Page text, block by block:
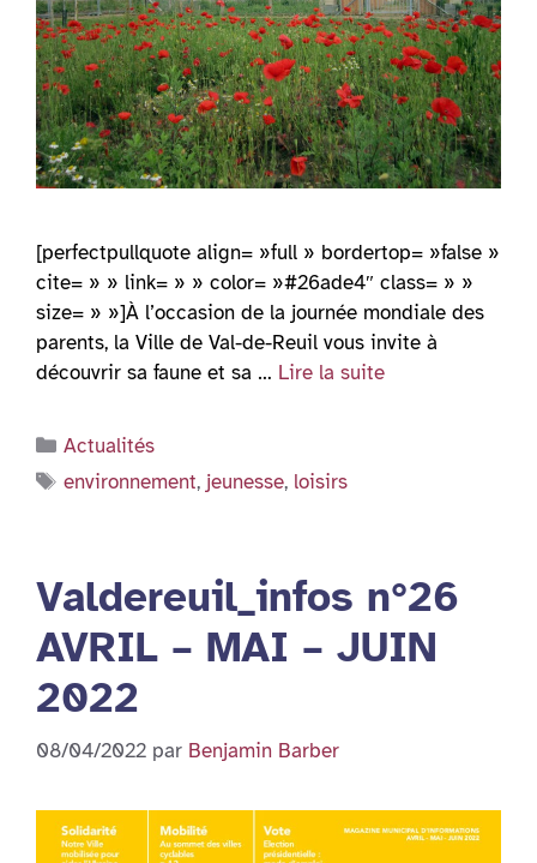
[perfectpullquote align= »full » bordertop= »false »
cite= » » link= » » color= »#26ade4″ class= » »
size= » »]À l’occasion de la journée mondiale des
parents, la Ville de Val-de-Reuil vous invite à
découvrir sa faune et sa … Lire la suite
Catégories
Actualités
Étiquettes
environnement, jeunesse, loisirs
Valdereuil_infos n°26
AVRIL – MAI – JUIN
2022
08/04/2022 par Benjamin Barber